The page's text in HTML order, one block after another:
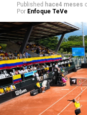
Published hace4 meses
Por Enfoque TeVe